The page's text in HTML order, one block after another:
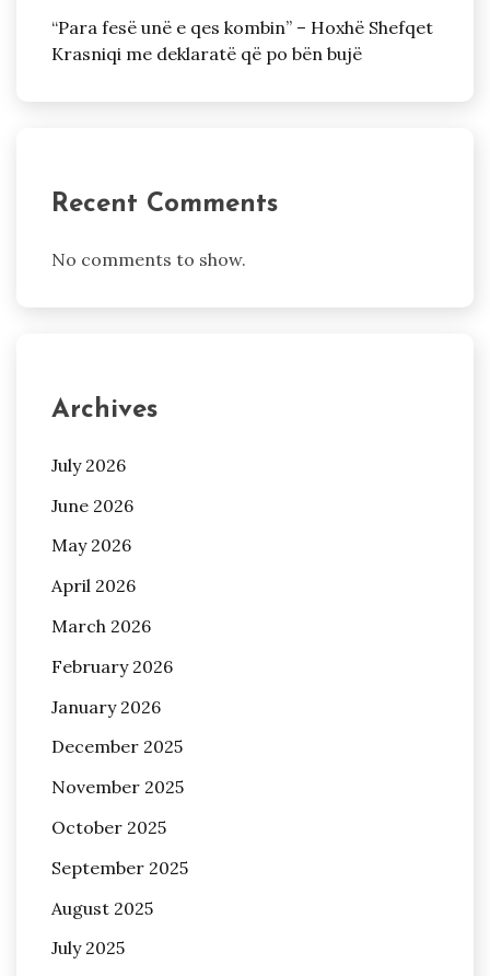
“Para fesë unë e qes kombin” – Hoxhë Shefqet
Krasniqi me deklaratë që po bën bujë
Recent Comments
No comments to show.
Archives
July 2026
June 2026
May 2026
April 2026
March 2026
February 2026
January 2026
December 2025
November 2025
October 2025
September 2025
August 2025
July 2025